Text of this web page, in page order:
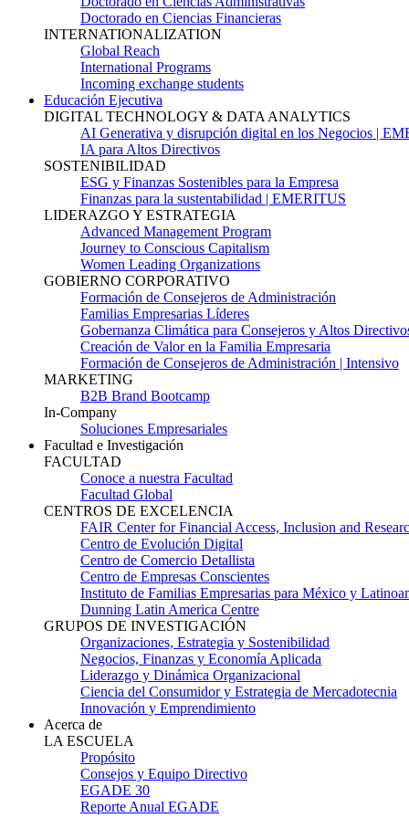
Doctorado en Ciencias Financieras
INTERNATIONALIZATION
Global Reach
International Programs
Incoming exchange students
Educación Ejecutiva
DIGITAL TECHNOLOGY & DATA ANALYTICS
AI Generativa y disrupción digital en los Negocios |
IA para Altos Directivos
SOSTENIBILIDAD
ESG y Finanzas Sostenibles para la Empresa
Finanzas para la sustentabilidad | EMERITUS
LIDERAZGO Y ESTRATEGIA
Advanced Management Program
Journey to Conscious Capitalism
Women Leading Organizations
GOBIERNO CORPORATIVO
Formación de Consejeros de Administración
Familias Empresarias Líderes
Gobernanza Climática para Consejeros y Altos
Creación de Valor en la Familia Empresaria
Formación de Consejeros de Administración | Intensivo
MARKETING
B2B Brand Bootcamp
In-Company
Soluciones Empresariales
Facultad e Investigación
FACULTAD
Conoce a nuestra Facultad
Facultad Global
CENTROS DE EXCELENCIA
FAIR Center for Financial Access, Inclusion and
Centro de Evolución Digital
Centro de Comercio Detallista
Centro de Empresas Conscientes
Instituto de Familias Empresarias para México y
Dunning Latin America Centre
GRUPOS DE INVESTIGACIÓN
Organizaciones, Estrategia y Sostenibilidad
Negocios, Finanzas y Economía Aplicada
Liderazgo y Dinámica Organizacional
Ciencia del Consumidor y Estrategia de Mercadotecnia
Innovación y Emprendimiento
Acerca de
LA ESCUELA
Propósito
Consejos y Equipo Directivo
EGADE 30
Reporte Anual EGADE